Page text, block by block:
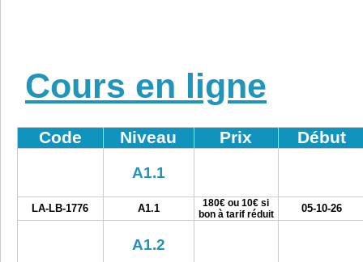
Cours en ligne
Code Niveau Prix Début
A1.1
LA-LB-1776 A1.1
180€ ou 10€ si
bon à tarif réduit
05-10-26
A1.2